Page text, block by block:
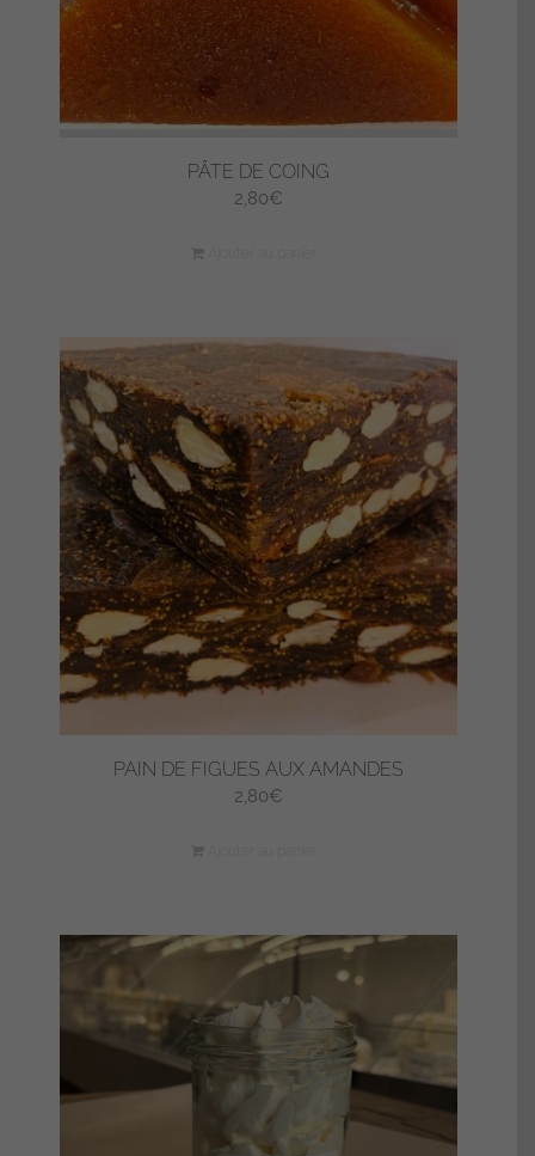
PÂTE DE COING
2,80€
PAIN DE FIGUES AUX AMANDES
2,80€